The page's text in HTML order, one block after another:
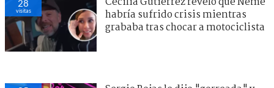
28
visitas
habría sufrido crisis mientras
grababa tras chocar a motociclista